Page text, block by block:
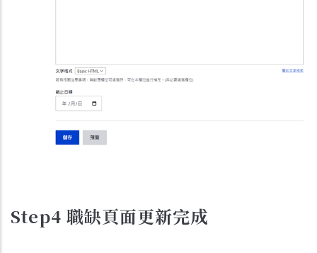
Step4 職缺頁面更新完成